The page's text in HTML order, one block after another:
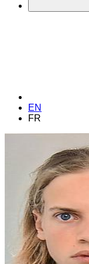
EN
FR